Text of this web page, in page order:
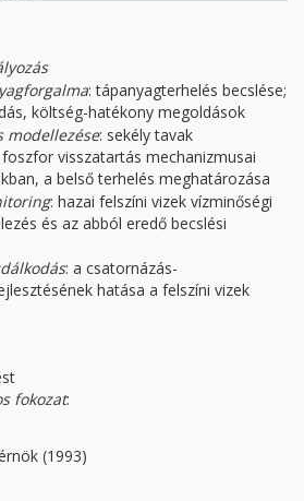
: tápanyagterhelés becslése;
költség-hatékony megoldások
modellezése: sekély tavak
visszatartás mechanizmusai
a belső terhelés meghatározása
: hazai felszíni vizek vízminőségi
és az abból eredő becslési
: a csatornázás-
hatása a felszíni vizek
fokozat:
(1993)